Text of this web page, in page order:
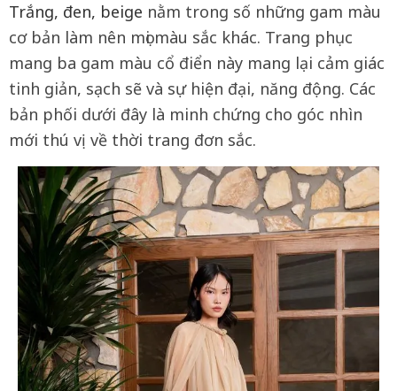
Trắng, đen, beige nằm trong số những gam màu
cơ bản làm nên mọi màu sắc khác. Trang phục
mang ba gam màu cổ điển này mang lại cảm giác
tinh giản, sạch sẽ và sự hiện đại, năng động. Các
bản phối dưới đây là minh chứng cho góc nhìn
mới thú vị về thời trang đơn sắc.